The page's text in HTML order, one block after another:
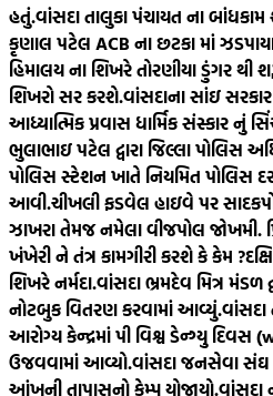
હતું.વાંસદા તાલુકા પંચાયત ના
કૃણાલ પટેલ ACB ના છટકા માં
હિમાલય ના શિખરે તોરણીયા ડુંગર
શિખરો સર કરશે.વાંસદાના સાંઇ
આધ્યાત્મિક પ્રવાસ ધાર્મિક સંસ્કાર નું
ભુલાભાઇ પટેલ દ્વારા જિલ્લા પોલિસ
પોલિસ સ્ટેશન ખાતે નિયમિત પોલિસ
આવી.ચીખલી ફડવેલ હાઇવે પર સાદકપોર
ઝાખરા તેમજ નમેલા વીજપોલ જોખમી.
ખંખેરી ને તંત્ર કામગીરી કરશે કે કેમ ?
શિખરે નર્મદા.વાંસદા ભ્રમદેવ મિત્ર
નોટબુક વિતરણ કરવામાં આવ્યું.વાંસદા
આરોગ્ય કેન્દ્રમાં પી વિશ્વ ડેન્ગ્યુ દિવસ
ઉજવવામાં આવ્યો.વાંસદા જનસેવા સંઘ
આંખની તાપાસનો કેમ્પ યોજાયો.